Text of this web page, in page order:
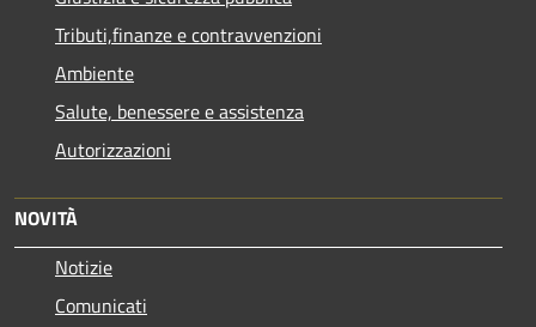
Tributi,finanze e contravvenzioni
Ambiente
Salute, benessere e assistenza
Autorizzazioni
NOVITÀ
Notizie
Comunicati